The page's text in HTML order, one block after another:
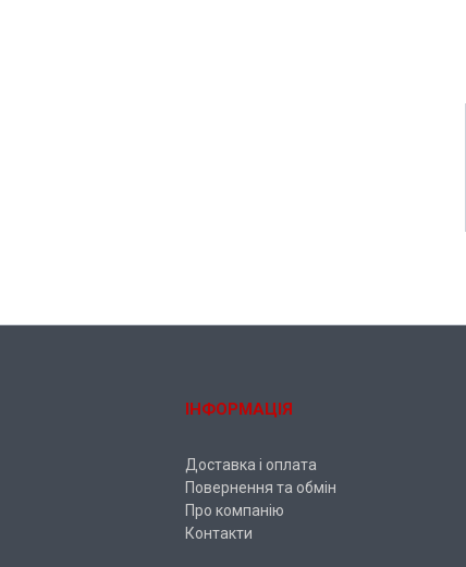
ІНФОРМАЦІЯ
Доставка і оплата
Повернення та обмін
Про компанію
Контакти